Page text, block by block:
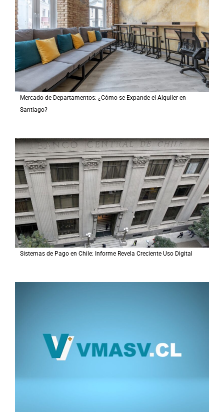
Mercado de Departamentos: ¿Cómo se Expande el Alquiler en
Santiago?
Sistemas de Pago en Chile: Informe Revela Creciente Uso Digital